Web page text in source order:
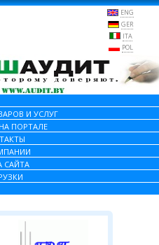
ENG
GER
ITA
POL
И УСЛУГ
ПОРТАЛЕ
САЙТА